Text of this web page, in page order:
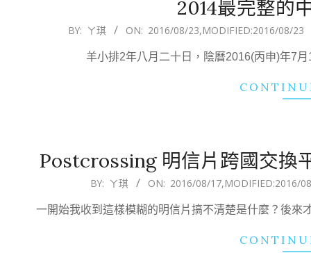
2014最完整的
BY: ㄚ琪 ON: 2016/08/23,MODIFIED:2016/08/23
羊小排2年八月二十日，陰曆2016(丙申)年7
Postcrossing 明信片跨國交換
17
BY: ㄚ琪 ON: 2016/08/17,MODIFIED:2016/
一開始我收到這樣模糊的明信片搞不清楚是什麼？後來